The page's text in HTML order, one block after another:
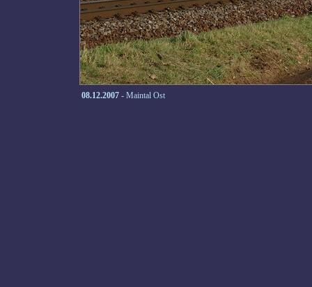
08.12.2007 - Maintal Ost